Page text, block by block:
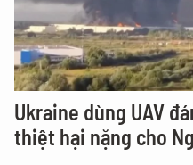
Ukraine dùng UAV
thiệt hại nặng cho